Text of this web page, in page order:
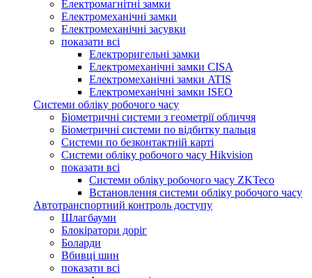
Електромагнітні замки
Електромеханічні замки
Електромеханічні засувки
показати всі
Електроригельні замки
Електромеханічні замки CISA
Електромеханічні замки ATIS
Електромеханічні замки ISEO
Системи обліку робочого часу
Біометричні системи з геометрії обличчя
Біометричні системи по відбитку пальця
Системи по безконтактній карті
Системи обліку робочого часу Hikvision
показати всі
Системи обліку робочого часу ZKTeco
Встановлення системи обліку робочого часу
Автотранспортний контроль доступу
Шлагбауми
Блокіратори доріг
Боларди
Вбивці шин
показати всі